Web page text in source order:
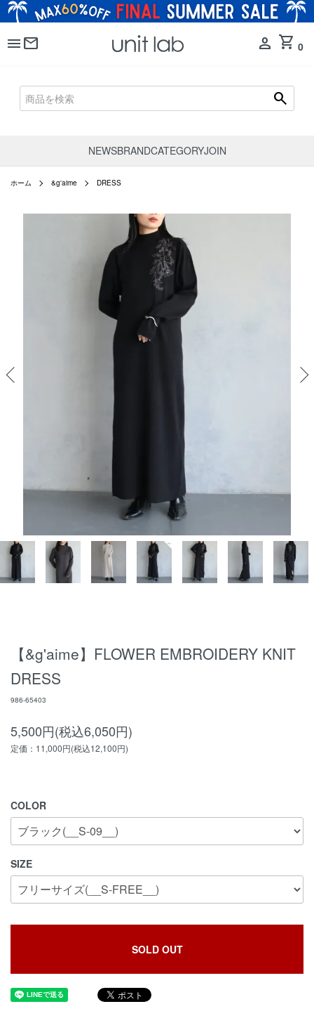
menumail person shopping_cart 0
search
NEWSBRANDCATEGORYJOIN
ホーム &g'aime DRESS
【&g'aime】FLOWER EMBROIDERY KNIT
DRESS
986-65403
5,500円(税込6,050円)
定価：11,000円(税込12,100円)
COLOR
SIZE
SOLD OUT